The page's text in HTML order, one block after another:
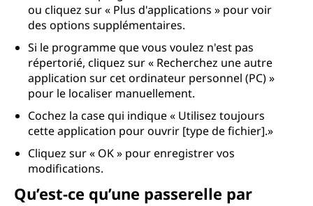
ou cliquez sur « Plus d'applications » pour voir
des options supplémentaires.
Si le programme que vous voulez n'est pas
répertorié, cliquez sur « Recherchez une autre
application sur cet ordinateur personnel (PC) »
pour le localiser manuellement.
Cochez la case qui indique « Utilisez toujours
cette application pour ouvrir [type de fichier].»
Cliquez sur « OK » pour enregistrer vos
modifications.
Qu’est-ce qu’une passerelle par